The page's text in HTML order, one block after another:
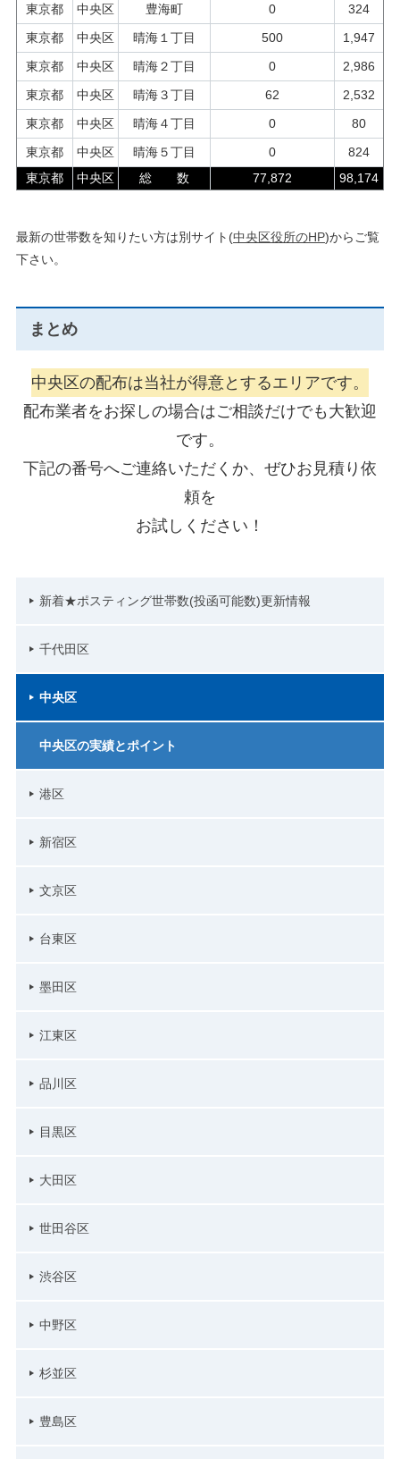
東京都 中央区 豊海町 0
324
東京都
中央区 晴海１丁目 500
1,947
東京都
中央区 晴海２丁目 0
2,986
東京都
中央区 晴海３丁目 62
2,532
東京都
中央区 晴海４丁目 0
80
東京都
中央区 晴海５丁目 0
824
東京都
中央区 総 数 77,872 98,174
最新の世帯数を知りたい方は別サイト(中央区役所のHP)からご覧
下さい。
まとめ
中央区の配布は当社が得意とするエリアです。
配布業者をお探しの場合はご相談だけでも大歓迎
です。
下記の番号へご連絡いただくか、ぜひお見積り依
頼を
お試しください！
新着★ポスティング世帯数(投函可能数)更新情報
千代田区
中央区
中央区の実績とポイント
港区
新宿区
文京区
台東区
墨田区
江東区
品川区
目黒区
大田区
世田谷区
渋谷区
中野区
杉並区
豊島区